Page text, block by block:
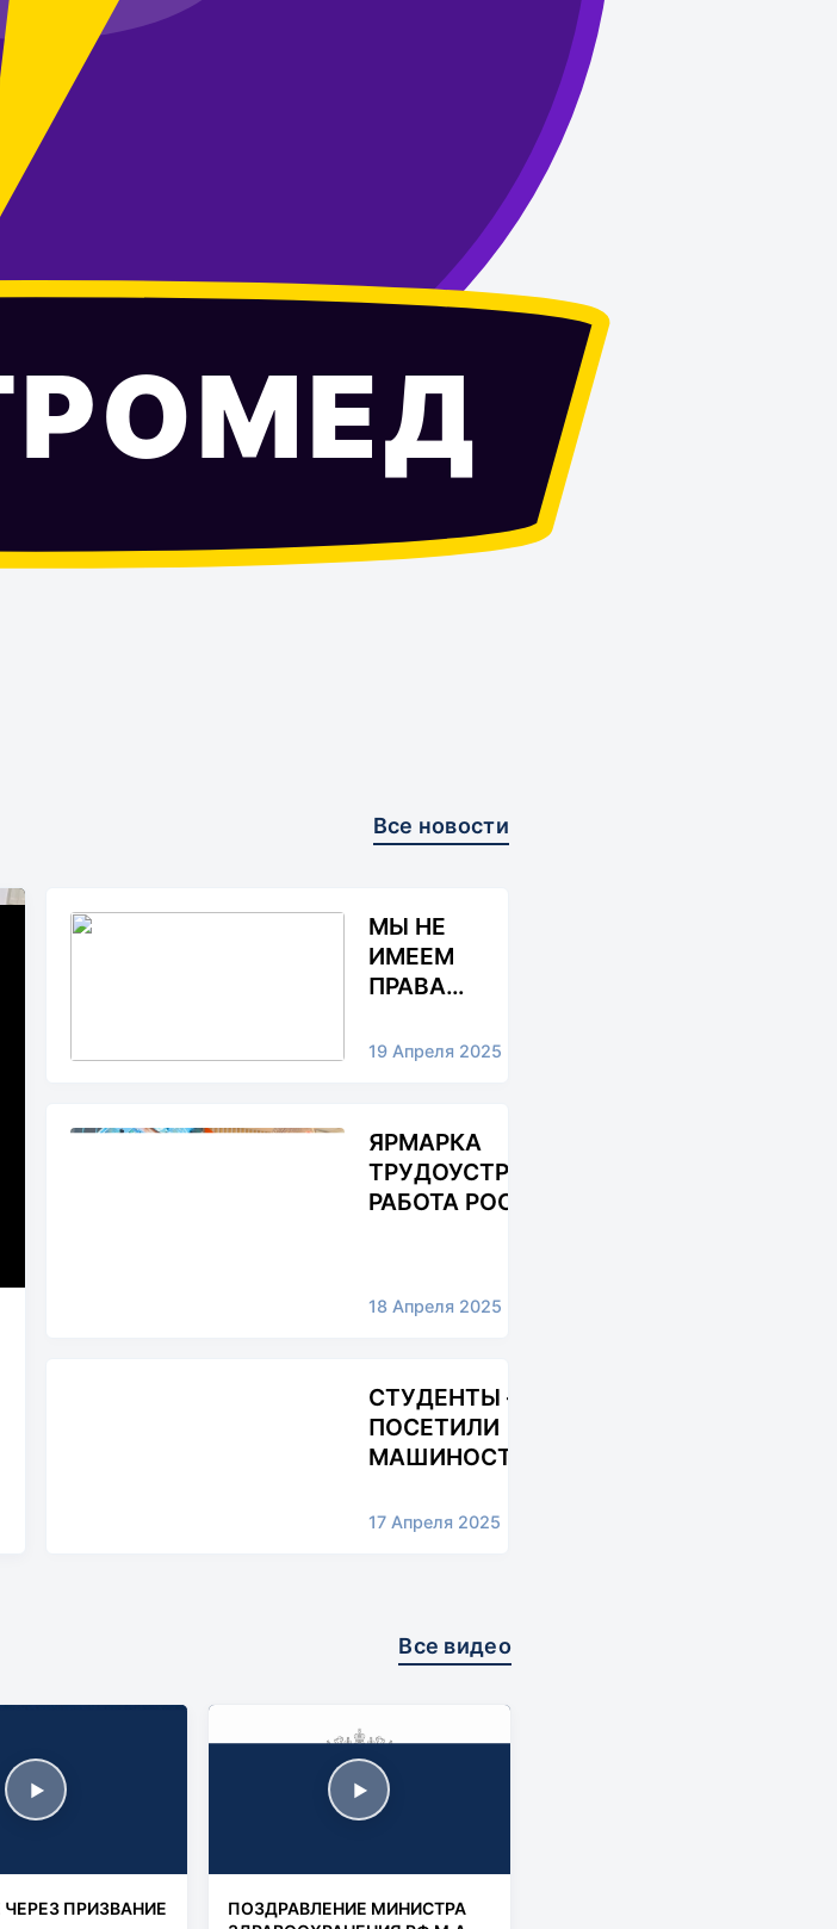
Все новости
МЫ НЕ
ИМЕЕМ
ПРАВА
19 Апреля 2025
ЯРМАРКА
ТРУДОУСТРОЙСТВА
РАБОТА РОССИИ.
18 Апреля 2025
СТУДЕНТЫ – ТЕХНИКИ
ПОСЕТИЛИ
МАШИНОСТРОИТЕЛЬНЫЙ
17 Апреля 2025
Все видео
▶
ПРИЗВАНИЕ
▶
ПОЗДРАВЛЕНИЕ МИНИСТРА